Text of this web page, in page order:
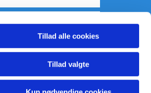
Tillad alle cookies
Tillad valgte